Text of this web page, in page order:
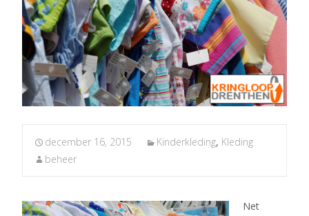
december 16, 2015 Kinderkleding, Kleding
beheer
Net